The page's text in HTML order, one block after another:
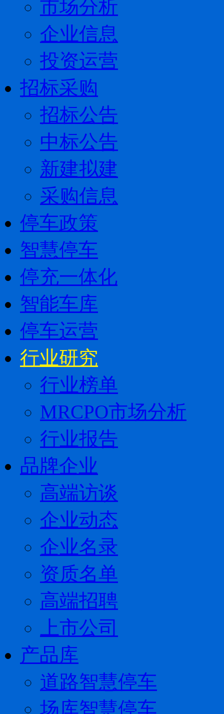
市场分析
企业信息
投资运营
招标采购
招标公告
中标公告
新建拟建
采购信息
停车政策
智慧停车
停充一体化
智能车库
停车运营
行业研究
行业榜单
MRCPO市场分析
行业报告
品牌企业
高端访谈
企业动态
企业名录
资质名单
高端招聘
上市公司
产品库
道路智慧停车
场库智慧停车